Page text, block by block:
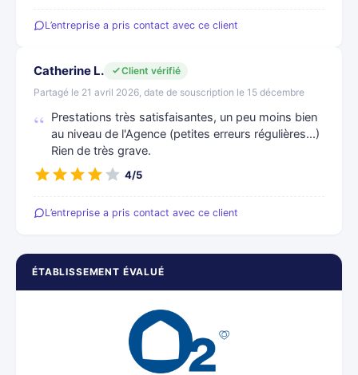
ÉTABLISSEMENT ÉVALUÉ
L’entreprise a pris contact avec ce client
Catherine L.
Client vérifié
Partagé le 21 avril 2026, date de souscription le 15 décembre
Prestations très satisfaisantes, un peu moins bien
au niveau de l'Agence (petites erreurs régulières...)
Rien de très grave.
4/5
L’entreprise a pris contact avec ce client